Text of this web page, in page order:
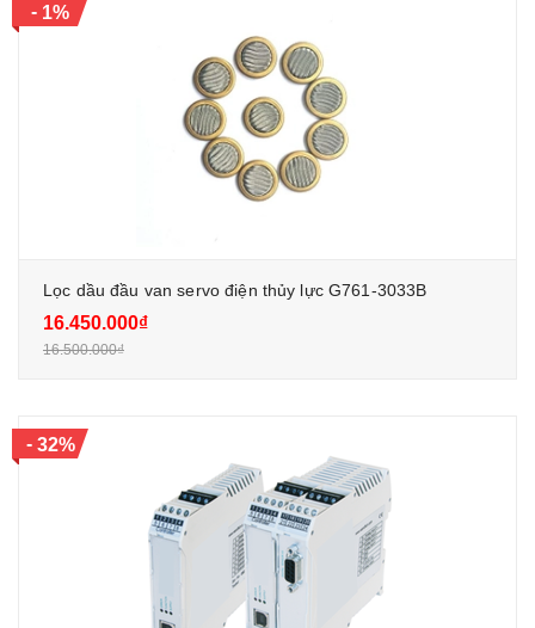
- 1%
Lọc dầu đầu van servo điện thủy lực G761-3033B
16.450.000₫
16.500.000₫
-32%